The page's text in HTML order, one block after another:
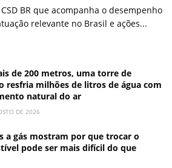
BR que acompanha o desempenho
relevante no Brasil e ações...
de 200 metros, uma torre de
resfria milhões de litros de água com
natural do ar
DE 2026
a gás mostram por que trocar o
pode ser mais difícil do que